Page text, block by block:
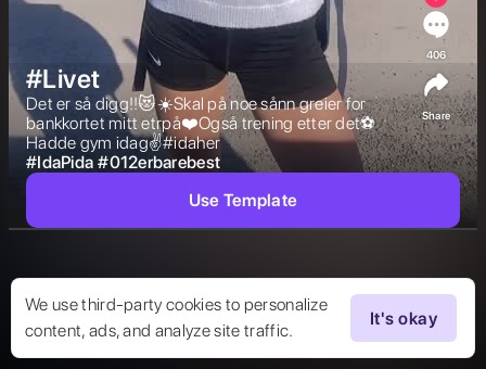
We use third-party cookies to personalize
content, ads, and analyze site traffic.
It's okay
#Livet
Det er så digg!!😻☀️Skal på noe sånn greier for
bankkortet mitt etrpå❤️Også trening etter det⚽️
Hadde gym idag✌️#idaher
#IdaPida #012erbarebest
406
Share
Use Template